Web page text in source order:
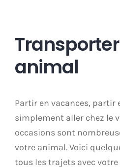
animal
Partir en vacances, partir
simplement aller chez le
occasions sont
votre animal. Voici
tous les trajets avec